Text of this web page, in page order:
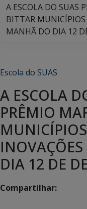
A ESCOLA DO SUAS
BITTAR MUNICÍPIOS
MANHÃ DO DIA 12
Escola do SUAS
A ESCOLA
PRÊMIO
DIA 12 DE
Compartilhar: